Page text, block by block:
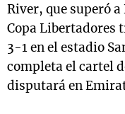
River, que superó
Copa Libertadores
3-1 en el estadio
completa el cartel
disputará en